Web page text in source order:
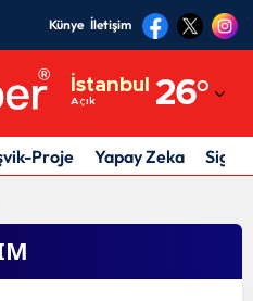
Künye İletişim
İstanbul
Açık 26°
Adıyaman
Afyonkarahisar
Proje Yapay Zeka